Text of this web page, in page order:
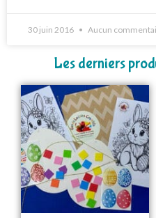
30 juin 2016 Aucun
Les derniers